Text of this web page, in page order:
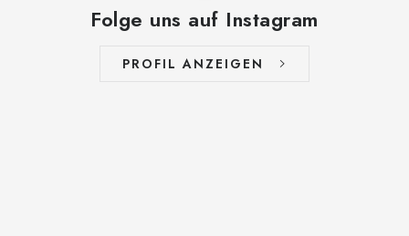
Folge uns auf Instagram
PROFIL ANZEIGEN